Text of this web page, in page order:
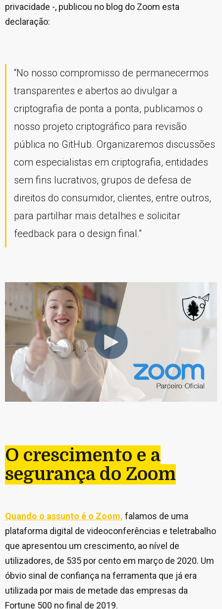
privacidade -, publicou no blog do Zoom esta
declaração:
“No nosso compromisso de permanecermos
transparentes e abertos ao divulgar a
criptografia de ponta a ponta, publicamos o
nosso projeto criptográfico para revisão
pública no GitHub. Organizaremos discussões
com especialistas em criptografia, entidades
sem fins lucrativos, grupos de defesa de
direitos do consumidor, clientes, entre outros,
para partilhar mais detalhes e solicitar
feedback para o design final.”
O crescimento e a
segurança do Zoom
Quando o assunto é o Zoom, falamos de uma
plataforma digital de videoconferências e teletrabalho
que apresentou um crescimento, ao nível de
utilizadores, de 535 por cento em março de 2020. Um
óbvio sinal de confiança na ferramenta que já era
utilizada por mais de metade das empresas da
Fortune 500 no final de 2019.